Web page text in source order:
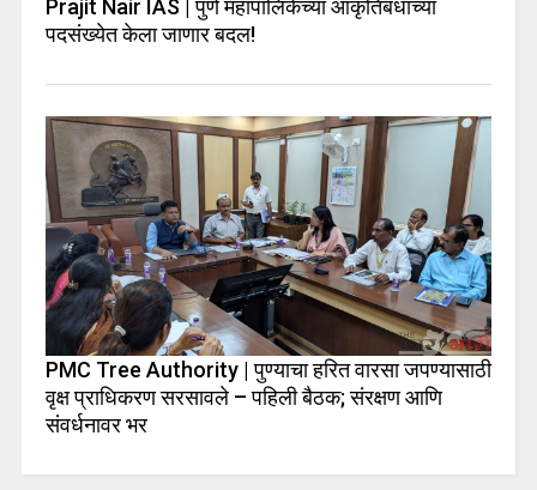
Prajit Nair IAS | पुणे महापालिकेच्या आकृतिबंधाच्या
पदसंख्येत केला जाणार बदल!
PMC Tree Authority | पुण्याचा हरित वारसा जपण्यासाठी
वृक्ष प्राधिकरण सरसावले – पहिली बैठक; संरक्षण आणि
संवर्धनावर भर